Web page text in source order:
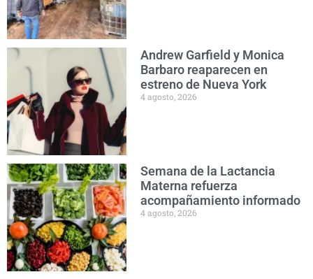
Andrew Garfield y Monica
Barbaro reaparecen en
estreno de Nueva York
4 agosto, 2026
Semana de la Lactancia
Materna refuerza
acompañamiento informado
4 agosto, 2026